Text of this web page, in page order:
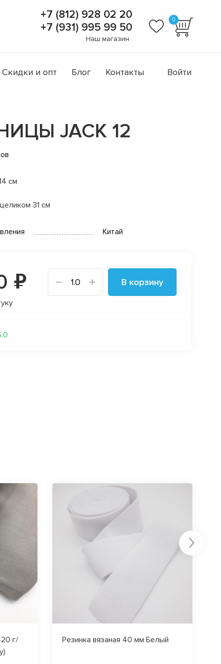
+7 (812) 928 02 20
+7 (931) 995 99 50
Наш магазин
0
Скидки и опт Блог Контакты Войти
JACK 12
см
31 см
Китай
₽ В корзину
г/
Резинка вязаная 40 мм Белый